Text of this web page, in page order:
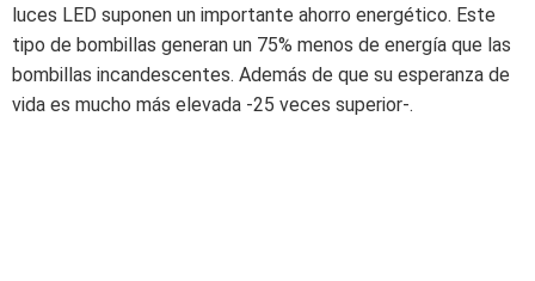
luces LED suponen un importante ahorro energético. Este
tipo de bombillas generan un 75% menos de energía que las
bombillas incandescentes. Además de que su esperanza de
vida es mucho más elevada -25 veces superior-.